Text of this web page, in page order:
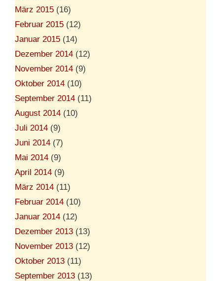
März 2015 (16)
Februar 2015 (12)
Januar 2015 (14)
Dezember 2014 (12)
November 2014 (9)
Oktober 2014 (10)
September 2014 (11)
August 2014 (10)
Juli 2014 (9)
Juni 2014 (7)
Mai 2014 (9)
April 2014 (9)
März 2014 (11)
Februar 2014 (10)
Januar 2014 (12)
Dezember 2013 (13)
November 2013 (12)
Oktober 2013 (11)
September 2013 (13)